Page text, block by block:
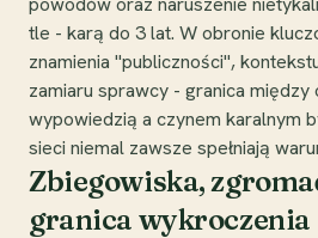
tle - karą do 3 lat. W obronie
znamienia "publiczności",
zamiaru sprawcy - granica
wypowiedzią a czynem karalnym
sieci niemal zawsze spełniają
Zbiegowiska,
granica wykroczenia